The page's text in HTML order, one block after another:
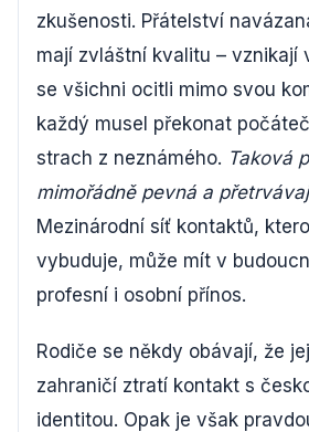
zkušenosti. Přátelství
mají zvláštní kvalitu – vznikají
se všichni ocitli mimo svou
každý musel překonat
strach z neznámého. Taková
mimořádně pevná a
Mezinárodní síť kontaktů,
vybuduje, může mít v
profesní i osobní přínos.
Rodiče se někdy obávají, že
zahraničí ztratí kontakt s
identitou. Opak je však